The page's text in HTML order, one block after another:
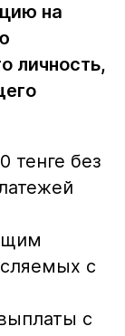
на
личность,
тенге без
с
с